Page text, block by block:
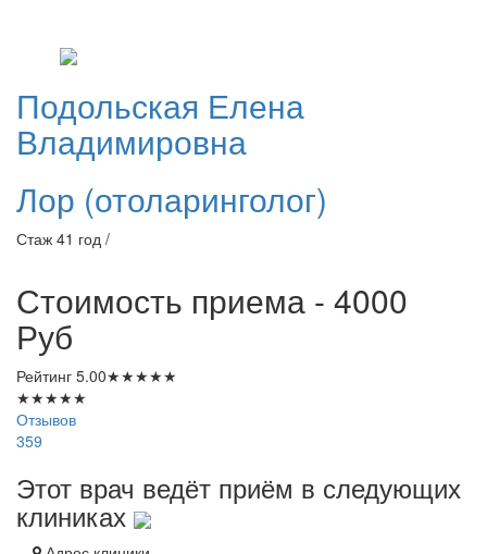
Подольская Елена
Владимировна
Лор (отоларинголог)
Стаж 41 год /
Стоимость приема - 4000
Руб
Рейтинг 5.00★★★★★
★★★★★
Отзывов
359
Этот врач ведёт приём в следующих
клиниках